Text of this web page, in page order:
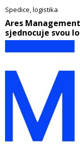
o kterém se
Úklidové stroje jsou
širšího IoT ekosystému,
Spedice, logistika
​Ares
sjednocuje svou